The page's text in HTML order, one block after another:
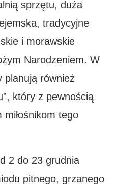
sprzętu, duża
tradycyjne
i morawskie
Narodzeniem. W
planują również
który z pewnością
tego
2 do 23 grudnia
pitnego, grzanego